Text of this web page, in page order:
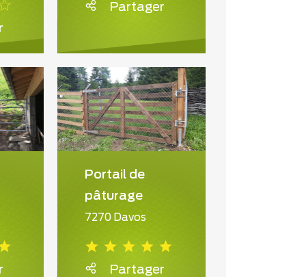
Partager
Portail de
pâturage
7270 Davos
Partager